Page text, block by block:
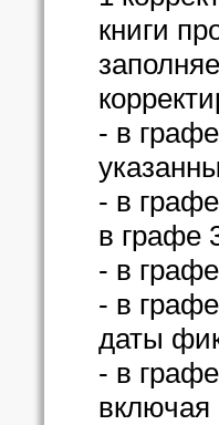
книги
- в
- в
в графе
- в
- в
даты
- в